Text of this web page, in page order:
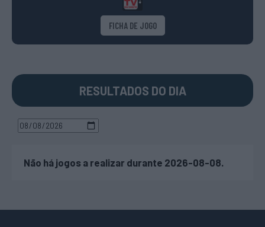
FICHA DE JOGO
RESULTADOS DO DIA
Não há jogos a realizar durante 2026-08-08.